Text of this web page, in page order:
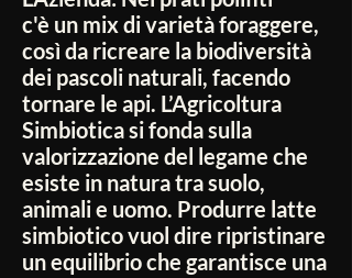
c'è un mix di varietà foraggere,
così da ricreare la biodiversità
dei pascoli naturali, facendo
tornare le api. L’Agricoltura
Simbiotica si fonda sulla
valorizzazione del legame che
esiste in natura tra suolo,
animali e uomo. Produrre latte
simbiotico vuol dire ripristinare
un equilibrio che garantisce una